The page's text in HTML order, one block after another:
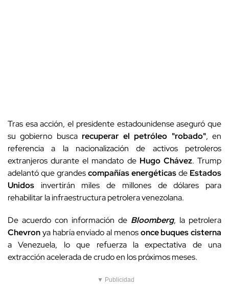
Tras esa acción, el presidente estadounidense aseguró que
su gobierno buscarecuperar el petróleo "robado", en
referencia a la nacionalización de activos petroleros
extranjeros durante el mandato de Hugo Chávez. Trump
adelantó que grandescompañías energéticasde Estados
Unidos invertirán miles de millones de dólares para
rehabilitar la infraestructura petrolera venezolana.
De acuerdo con información de Bloomberg, la petrolera
Chevronya habría enviado al menosonce buques cisterna
a Venezuela, lo que refuerza la expectativa de una
extracción acelerada de crudo en los próximos meses.
▼ Publicidad